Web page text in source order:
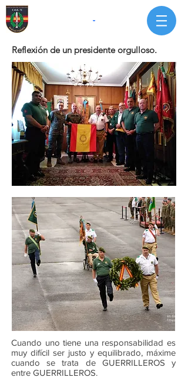
Reflexión de un presidente orgulloso.
Cuando uno tiene una responsabilidad es
muy difícil ser justo y equilibrado, máxime
cuando se trata de GUERRILLEROS y
entre GUERRILLEROS.